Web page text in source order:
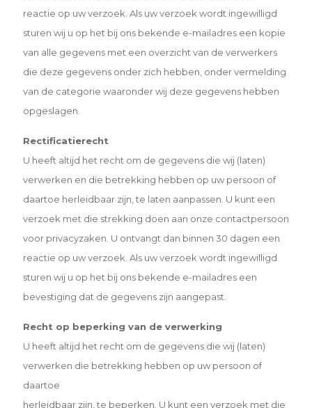
reactie op uw verzoek. Als uw verzoek wordt ingewilligd
sturen wij u op het bij ons bekende e-mailadres een kopie
van alle gegevens met een overzicht van de verwerkers
die deze gegevens onder zich hebben, onder vermelding
van de categorie waaronder wij deze gegevens hebben
opgeslagen.
Rectificatierecht
U heeft altijd het recht om de gegevens die wij (laten)
verwerken en die betrekking hebben op uw persoon of
daartoe herleidbaar zijn, te laten aanpassen. U kunt een
verzoek met die strekking doen aan onze contactpersoon
voor privacyzaken. U ontvangt dan binnen 30 dagen een
reactie op uw verzoek. Als uw verzoek wordt ingewilligd
sturen wij u op het bij ons bekende e-mailadres een
bevestiging dat de gegevens zijn aangepast.
Recht op beperking van de verwerking
U heeft altijd het recht om de gegevens die wij (laten)
verwerken die betrekking hebben op uw persoon of
daartoe
herleidbaar zijn, te beperken. U kunt een verzoek met die